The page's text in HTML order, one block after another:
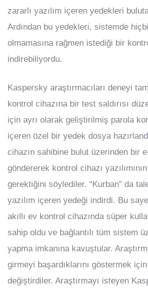
zararlı yazılım içeren yedekleri
Ardından bu yedekleri, sistemde
olmamasına rağmen istediği bir
indirebiliyordu.
Kaspersky araştırmacıları deneyi
kontrol cihazına bir test saldırısı
için ayrı olarak geliştirilmiş parola
içeren özel bir yedek dosya
cihazın sahibine bulut üzerinden bir
göndererek kontrol cihazı
gerektiğini söylediler. “Kurban” da
yazılım içeren yedeği indirdi. Bu
akıllı ev kontrol cihazında süper
sahip oldu ve bağlantılı tüm sistem
yapma imkanına kavuştular.
girmeyi başardıklarını göstermek
değiştirdiler. Araştırmayı isteyen